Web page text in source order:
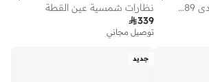
نظارة شمسية بي ال دي 4089/اف/اس
نظارات شمسية عين القطة
339
توصيل مجاني
جديد